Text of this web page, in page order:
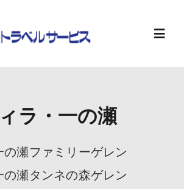
ラ・一の瀬
の瀬ファミリーゲレン
の瀬タンネの森ゲレン